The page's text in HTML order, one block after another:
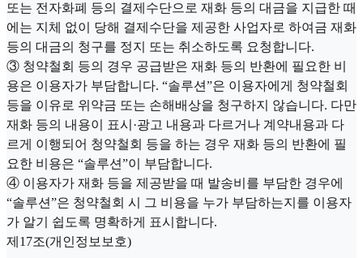
또는 전자화폐 등의 결제수단으로 재화 등의 대금을 지급한 때
에는 지체 없이 당해 결제수단을 제공한 사업자로 하여금 재화
등의 대금의 청구를 정지 또는 취소하도록 요청합니다.
③ 청약철회 등의 경우 공급받은 재화 등의 반환에 필요한 비
용은 이용자가 부담합니다. “솔루션”은 이용자에게 청약철회
등을 이유로 위약금 또는 손해배상을 청구하지 않습니다. 다만
재화 등의 내용이 표시·광고 내용과 다르거나 계약내용과 다
르게 이행되어 청약철회 등을 하는 경우 재화 등의 반환에 필
요한 비용은 “솔루션”이 부담합니다.
④ 이용자가 재화 등을 제공받을 때 발송비를 부담한 경우에
“솔루션”은 청약철회 시 그 비용을 누가 부담하는지를 이용자
가 알기 쉽도록 명확하게 표시합니다.
제17조(개인정보보호)